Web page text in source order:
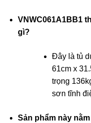
VNWC061A1BB1
gì?
Đây là tủ
61cm x
trọng
sơn tĩnh
Sản phẩm này